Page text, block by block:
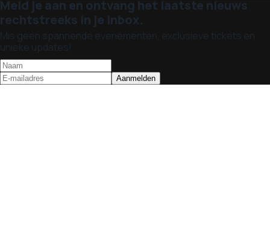
Meld je aan en ontvang het laatste nieuws
rechtstreeks in je inbox.
Mis geen spannende evenementen, exclusieve tickets en
unieke updates!